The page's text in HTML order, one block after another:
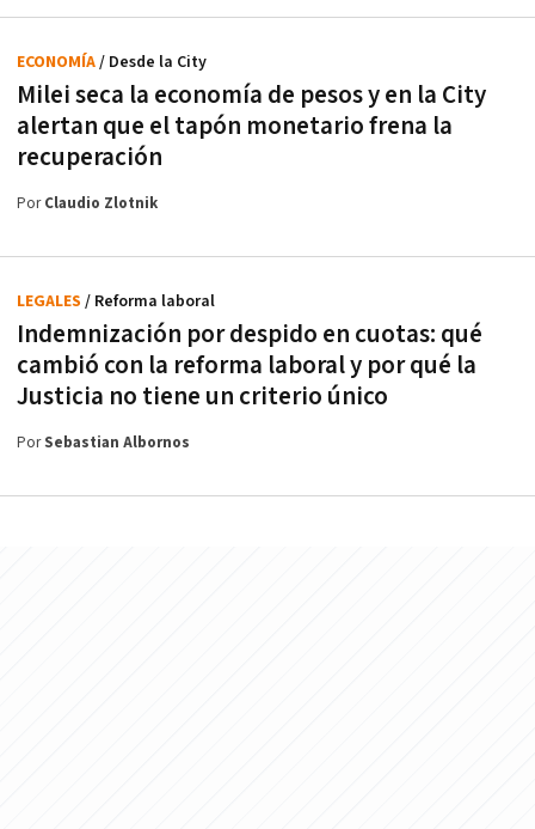
Milei seca la economía de pesos y en la City
alertan que el tapón monetario frena la
recuperación
ECONOMÍA/ Desde la City
PorClaudio Zlotnik
Indemnización por despido en cuotas: qué
cambió con la reforma laboral y por qué la
Justicia no tiene un criterio único
LEGALES / Reforma laboral
PorSebastian Albornos